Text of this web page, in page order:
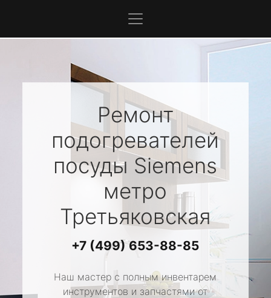
Ремонт
подогревателей
посуды Siemens
метро
Третьяковская
+7 (499) 653-88-85
Наш мастер с полным инвентарем
инструментов и запчастями от